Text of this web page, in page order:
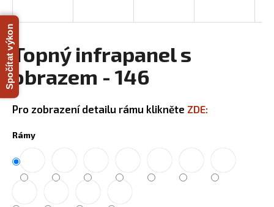
Topný infrapanel s
obrazem - 146
Pro zobrazení detailu rámu klikněte ZDE:
Rámy
a
j
í
t
?
D
Spočítat výkon